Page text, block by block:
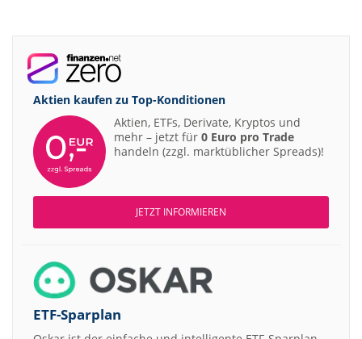
Aktien kaufen zu Top-Konditionen
Aktien, ETFs, Derivate, Kryptos und
mehr – jetzt für 0 Euro pro Trade
handeln (zzgl. marktüblicher Spreads)!
JETZT INFORMIEREN
ETF-Sparplan